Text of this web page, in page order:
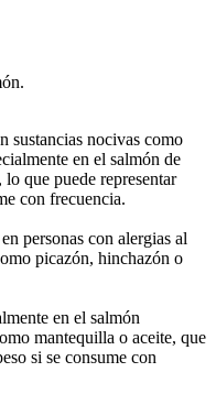
sustancias nocivas como
en el salmón de
que puede representar
con frecuencia.
en personas con alergias al
picazón, hinchazón o
en el salmón
mantequilla o aceite, que
si se consume con